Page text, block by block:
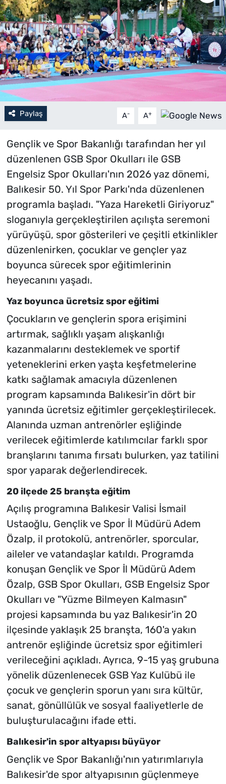
Paylaş A- A+
Gençlik ve Spor Bakanlığı tarafından her yıl
düzenlenen GSB Spor Okulları ile GSB
Engelsiz Spor Okulları'nın 2026 yaz dönemi,
Balıkesir 50. Yıl Spor Parkı'nda düzenlenen
programla başladı. "Yaza Hareketli Giriyoruz"
sloganıyla gerçekleştirilen açılışta seremoni
yürüyüşü, spor gösterileri ve çeşitli etkinlikler
düzenlenirken, çocuklar ve gençler yaz
boyunca sürecek spor eğitimlerinin
heyecanını yaşadı.
Yaz boyunca ücretsiz spor eğitimi
Çocukların ve gençlerin spora erişimini
artırmak, sağlıklı yaşam alışkanlığı
kazanmalarını desteklemek ve sportif
yeteneklerini erken yaşta keşfetmelerine
katkı sağlamak amacıyla düzenlenen
program kapsamında Balıkesir'in dört bir
yanında ücretsiz eğitimler gerçekleştirilecek.
Alanında uzman antrenörler eşliğinde
verilecek eğitimlerde katılımcılar farklı spor
branşlarını tanıma fırsatı bulurken, yaz tatilini
spor yaparak değerlendirecek.
20 ilçede 25 branşta eğitim
Açılış programına Balıkesir Valisi İsmail
Ustaoğlu, Gençlik ve Spor İl Müdürü Adem
Özalp, il protokolü, antrenörler, sporcular,
aileler ve vatandaşlar katıldı. Programda
konuşan Gençlik ve Spor İl Müdürü Adem
Özalp, GSB Spor Okulları, GSB Engelsiz Spor
Okulları ve "Yüzme Bilmeyen Kalmasın"
projesi kapsamında bu yaz Balıkesir'in 20
ilçesinde yaklaşık 25 branşta, 160'a yakın
antrenör eşliğinde ücretsiz spor eğitimleri
verileceğini açıkladı. Ayrıca, 9-15 yaş grubuna
yönelik düzenlenecek GSB Yaz Kulübü ile
çocuk ve gençlerin sporun yanı sıra kültür,
sanat, gönüllülük ve sosyal faaliyetlerle de
buluşturulacağını ifade etti.
Balıkesir'in spor altyapısı büyüyor
Gençlik ve Spor Bakanlığı'nın yatırımlarıyla
Balıkesir'de spor altyapısının güçlenmeye